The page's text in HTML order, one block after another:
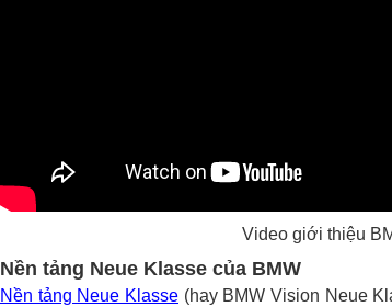
Video giới thiệu
Nền tảng Neue Klasse của BMW
Nền tảng Neue Klasse(hay BMW Vision Neue